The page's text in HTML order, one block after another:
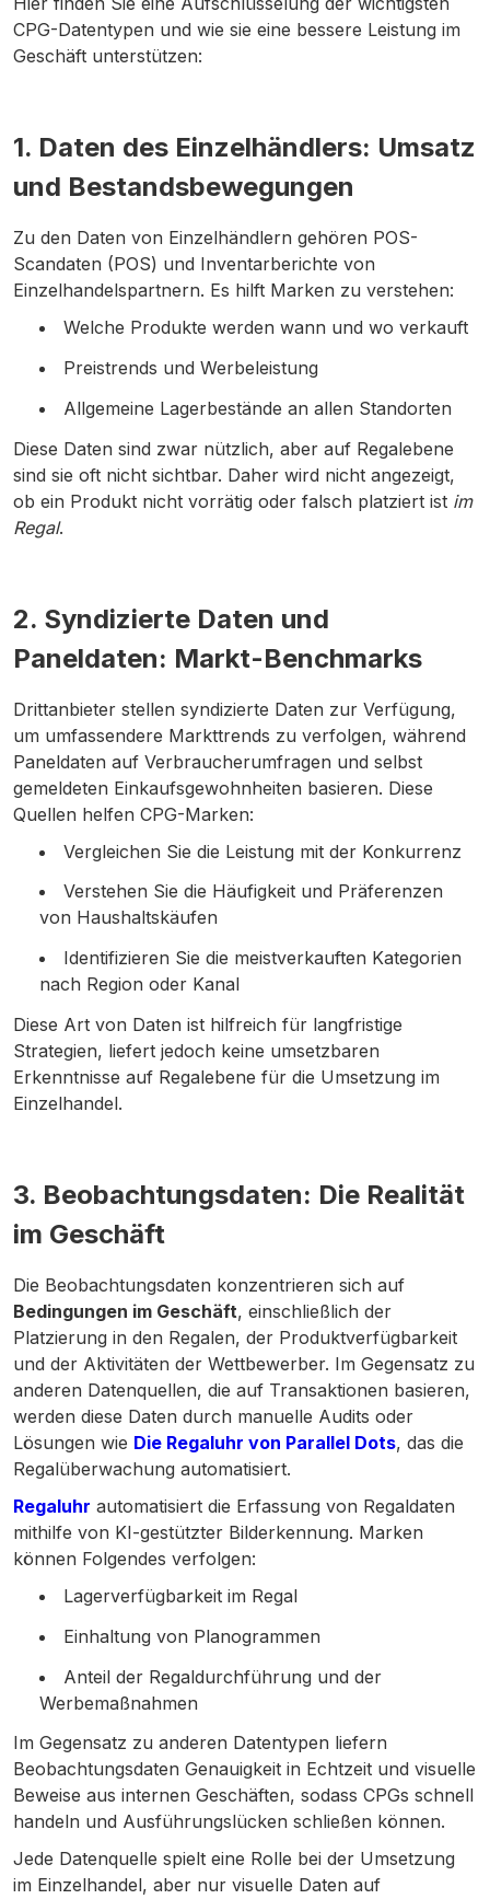
CPG-Datentypen und wie sie eine bessere Leistung im
Geschäft unterstützen:
1. Daten des Einzelhändlers: Umsatz
und Bestandsbewegungen
Zu den Daten von Einzelhändlern gehören POS-
Scandaten (POS) und Inventarberichte von
Einzelhandelspartnern. Es hilft Marken zu verstehen:
Welche Produkte werden wann und wo verkauft
Preistrends und Werbeleistung
Allgemeine Lagerbestände an allen Standorten
Diese Daten sind zwar nützlich, aber auf Regalebene
sind sie oft nicht sichtbar. Daher wird nicht angezeigt,
ob ein Produkt nicht vorrätig oder falsch platziert ist im
Regal.
2. Syndizierte Daten und
Paneldaten: Markt-Benchmarks
Drittanbieter stellen syndizierte Daten zur Verfügung,
um umfassendere Markttrends zu verfolgen, während
Paneldaten auf Verbraucherumfragen und selbst
gemeldeten Einkaufsgewohnheiten basieren. Diese
Quellen helfen CPG-Marken:
Vergleichen Sie die Leistung mit der Konkurrenz
Verstehen Sie die Häufigkeit und Präferenzen
von Haushaltskäufen
Identifizieren Sie die meistverkauften Kategorien
nach Region oder Kanal
Diese Art von Daten ist hilfreich für langfristige
Strategien, liefert jedoch keine umsetzbaren
Erkenntnisse auf Regalebene für die Umsetzung im
Einzelhandel.
3. Beobachtungsdaten: Die Realität
im Geschäft
Die Beobachtungsdaten konzentrieren sich auf
Bedingungen im Geschäft, einschließlich der
Platzierung in den Regalen, der Produktverfügbarkeit
und der Aktivitäten der Wettbewerber. Im Gegensatz zu
anderen Datenquellen, die auf Transaktionen basieren,
werden diese Daten durch manuelle Audits oder
Lösungen wie Die Regaluhr von Parallel Dots, das die
Regalüberwachung automatisiert.
Regaluhr automatisiert die Erfassung von Regaldaten
mithilfe von KI-gestützter Bilderkennung. Marken
können Folgendes verfolgen:
Lagerverfügbarkeit im Regal
Einhaltung von Planogrammen
Anteil der Regaldurchführung und der
Werbemaßnahmen
Im Gegensatz zu anderen Datentypen liefern
Beobachtungsdaten Genauigkeit in Echtzeit und visuelle
Beweise aus internen Geschäften, sodass CPGs schnell
handeln und Ausführungslücken schließen können.
Jede Datenquelle spielt eine Rolle bei der Umsetzung
im Einzelhandel, aber nur visuelle Daten auf